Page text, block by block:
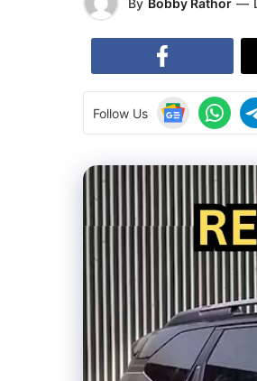
Follow Us